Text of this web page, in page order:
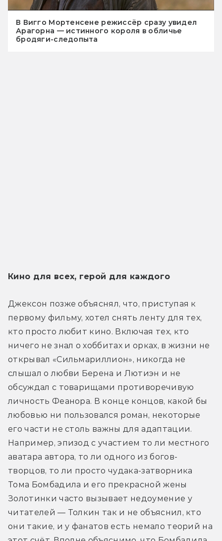
В Вигго Мортенсене режиссёр сразу увидел
Арагорна — истинного короля в обличье
бродяги-следопыта
Кино для всех, герой для каждого
Джексон позже объяснял, что, приступая к
первому фильму, хотел снять ленту для тех,
кто просто любит кино. Включая тех, кто
ничего не знал о хоббитах и орках, в жизни не
открывал «Сильмариллион», никогда не
слышал о любви Берена и Лютиэн и не
обсуждал с товарищами противоречивую
личность Феанора. В конце концов, какой бы
любовью ни пользовался роман, некоторые
его части не столь важны для адаптации.
Например, эпизод с участием то ли местного
аватара автора, то ли одного из богов-
творцов, то ли просто чудака-затворника
Тома Бомбадила и его прекрасной жены
Золотинки часто вызывает недоумение у
читателей — Толкин так и не объяснил, кто
они такие, и у фанатов есть немало теорий на